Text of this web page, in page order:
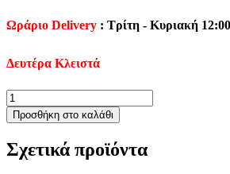
Ωράριο Delivery : Τρίτη - Κυριακή
Δευτέρα Κλειστά
Αλθαία
Λεύκο
Chardonnay
Προσθήκη στο καλάθι
Σχετικά προϊόντα